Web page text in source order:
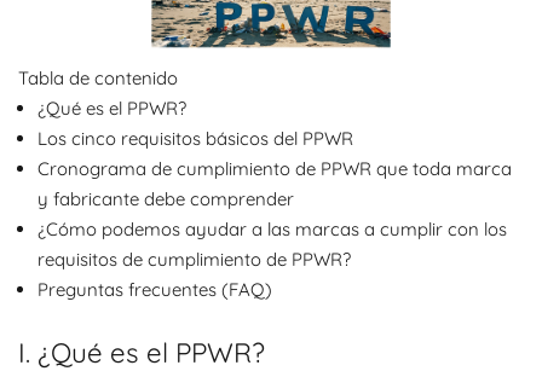
Tabla de contenido
¿Qué es el PPWR?
Los cinco requisitos básicos del PPWR
Cronograma de cumplimiento de PPWR que toda marca
y fabricante debe comprender
¿Cómo podemos ayudar a las marcas a cumplir con los
requisitos de cumplimiento de PPWR?
Preguntas frecuentes (FAQ)
I. ¿Qué es el PPWR?